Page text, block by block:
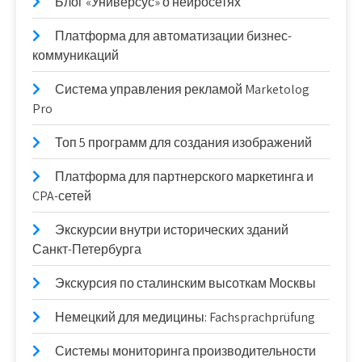
Платформа для автоматизации бизнес-
коммуникаций
Система управления рекламой Marketolog
Pro
Топ 5 программ для создания изображений
Платформа для партнерского маркетинга и
CPA-сетей
Экскурсии внутри исторических зданий
Санкт-Петербурга
Экскурсия по сталинским высоткам Москвы
Немецкий для медицины: Fachsprachprüfung
Системы мониторинга производительности